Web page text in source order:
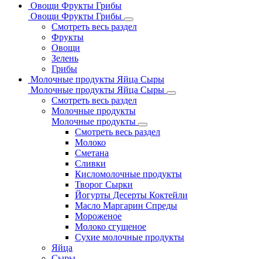
Овощи Фрукты Грибы
Овощи Фрукты Грибы
Смотреть весь раздел
Фрукты
Овощи
Зелень
Грибы
Молочные продукты Яйца Сыры
Молочные продукты Яйца Сыры
Смотреть весь раздел
Молочные продукты
Молочные продукты
Смотреть весь раздел
Молоко
Сметана
Сливки
Кисломолочные продукты
Творог Сырки
Йогурты Десерты Коктейли
Масло Маргарин Спреды
Мороженое
Молоко сгущеное
Сухие молочные продукты
Яйца